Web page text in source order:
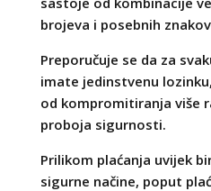
brojeva i posebnih
Preporučuje se da za
imate jedinstvenu
od kompromitiranja više
proboja sigurnosti.
Prilikom plaćanja uvijek
sigurne načine, poput